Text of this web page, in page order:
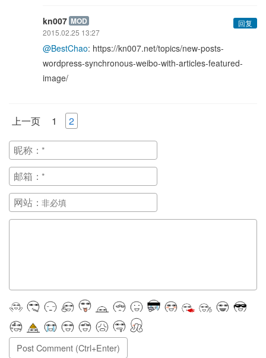
kn007 MOD
回复
2015.02.25 13:27
@BestChao: https://kn007.net/topics/new-posts-
wordpress-synchronous-weibo-with-articles-featured-
image/
上一页 1 2
昵称：
邮箱：
网站：